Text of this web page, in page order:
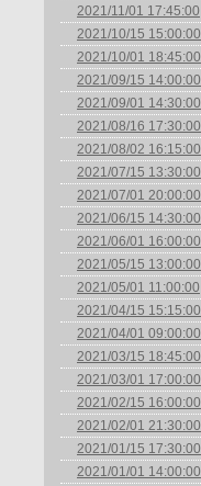
2021/11/01 17:45:00
2021/10/15 15:00:00
2021/10/01 18:45:00
2021/09/15 14:00:00
2021/09/01 14:30:00
2021/08/16 17:30:00
2021/08/02 16:15:00
2021/07/15 13:30:00
2021/07/01 20:00:00
2021/06/15 14:30:00
2021/06/01 16:00:00
2021/05/15 13:00:00
2021/05/01 11:00:00
2021/04/15 15:15:00
2021/04/01 09:00:00
2021/03/15 18:45:00
2021/03/01 17:00:00
2021/02/15 16:00:00
2021/02/01 21:30:00
2021/01/15 17:30:00
2021/01/01 14:00:00